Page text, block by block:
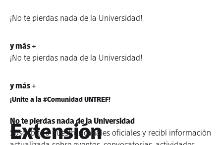
¡No te pierdas nada de la Universidad!
y más +
¡No te pierdas nada de la Universidad!
y más +
¡Unite a la #Comunidad UNTREF!
No te pierdas nada de la Universidad
Suscribite a nuestros canales oficiales y recibí información
Extensión